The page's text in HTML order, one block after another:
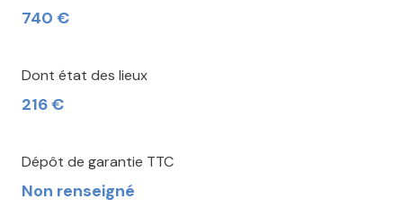
740 €
Dont état des lieux
216 €
Dépôt de garantie TTC
Non renseigné